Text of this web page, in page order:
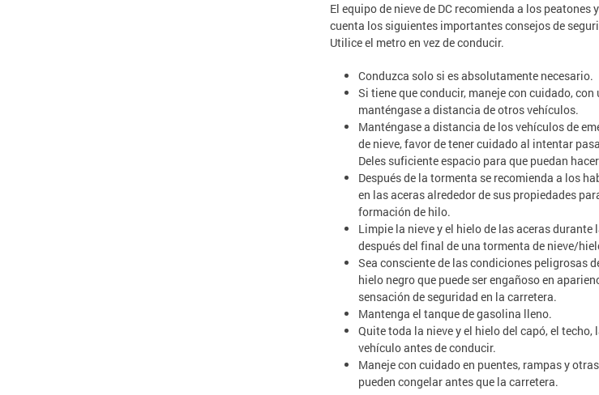
El equipo de nieve de DC recomienda a los
cuenta los siguientes importantes consejos de
Utilice el metro en vez de conducir.
Conduzca solo si es absolutamente necesario.
Si tiene que conducir, maneje con cuidado,
manténgase a distancia de otros vehículos.
Manténgase a distancia de los vehículos de
de nieve, favor de tener cuidado al intentar
Deles suficiente espacio para que puedan
Después de la tormenta se recomienda a los
en las aceras alrededor de sus propiedades
formación de hilo.
Limpie la nieve y el hielo de las aceras
después del final de una tormenta de nieve/
Sea consciente de las condiciones peligrosas
hielo negro que puede ser engañoso en
sensación de seguridad en la carretera.
Mantenga el tanque de gasolina lleno.
Quite toda la nieve y el hielo del capó, el techo,
vehículo antes de conducir.
Maneje con cuidado en puentes, rampas y
pueden congelar antes que la carretera.